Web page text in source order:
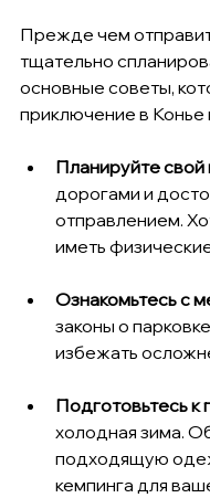
Прежде чем
тщательно
основные советы,
приключение в Конье
Планируйте
дорогами и
отправлением.
иметь
Ознакомьтесь с
законы о
избежать
Подготовьтесь к
холодная зима.
подходящую
кемпинга для